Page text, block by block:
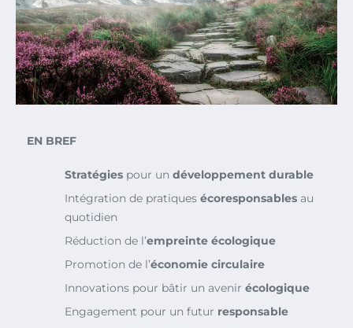
EN BREF
Stratégies pour un développement durable
Intégration de pratiques écoresponsables au
quotidien
Réduction de l’empreinte écologique
Promotion de l’économie circulaire
Innovations pour bâtir un avenir écologique
Engagement pour un futur responsable